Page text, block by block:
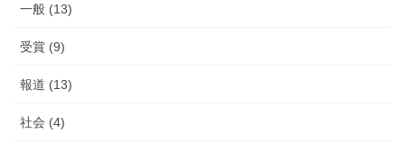
一般 (13)
受賞 (9)
報道 (13)
社会 (4)